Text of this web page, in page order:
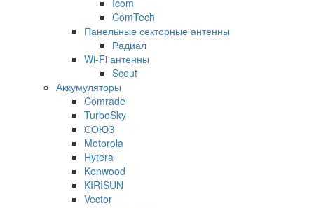
ComTech
Панельные секторные антенны
Радиал
Wi-Fi антенны
Scout
Аккумуляторы
Comrade
TurboSky
СОЮЗ
Motorola
Hytera
Kenwood
KIRISUN
Vector